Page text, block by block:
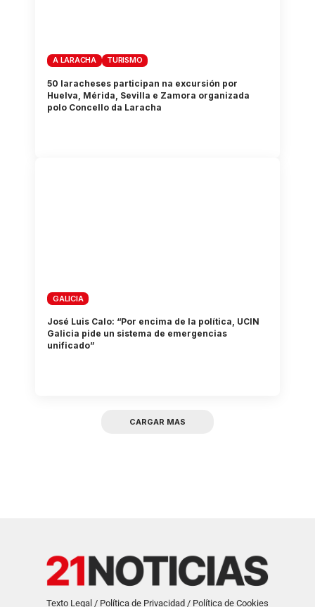
A LARACHA TURISMO
50 laracheses participan na excursión por
Huelva, Mérida, Sevilla e Zamora organizada
polo Concello da Laracha
GALICIA
José Luis Calo: “Por encima de la política, UCIN
Galicia pide un sistema de emergencias
unificado”
CARGAR MAS
Texto Legal / Política de Privacidad / Política de Cookies